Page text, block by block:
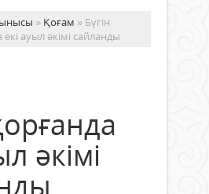
» Қоғам » Бүгін
ауыл әкімі сайланды
әкімі